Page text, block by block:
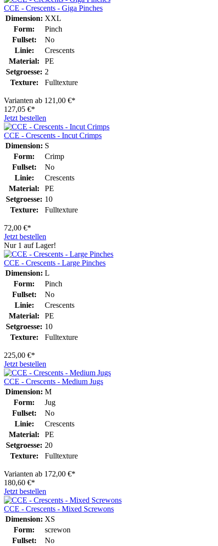
CCE - Crescents - Giga Pinches
Dimension: XXL
Form:
Pinch
Fullset:
No
Linie:
Crescents
Material:
PE
Setgroesse: 2
Texture:
Fulltexture
Varianten ab 121,00 €*
127,05 €*
Jetzt bestellen
CCE - Crescents - Incut Crimps
Dimension: S
Form:
Crimp
Fullset:
No
Linie:
Crescents
Material:
PE
Setgroesse: 10
Texture:
Fulltexture
72,00 €*
Jetzt bestellen
Nur 1 auf Lager!
CCE - Crescents - Large Pinches
Dimension: L
Form:
Pinch
Fullset:
No
Linie:
Crescents
Material:
PE
Setgroesse: 10
Texture:
Fulltexture
225,00 €*
Jetzt bestellen
CCE - Crescents - Medium Jugs
Dimension: M
Form:
Jug
Fullset:
No
Linie:
Crescents
Material:
PE
Setgroesse: 20
Texture:
Fulltexture
Varianten ab 172,00 €*
180,60 €*
Jetzt bestellen
CCE - Crescents - Mixed Screwons
Dimension: XS
Form:
screwon
Fullset:
No